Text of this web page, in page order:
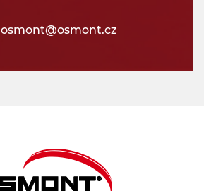
osmont@osmont.cz